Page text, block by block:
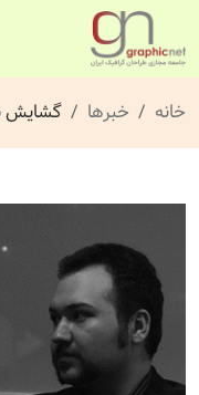
خانه خبرها گشایش